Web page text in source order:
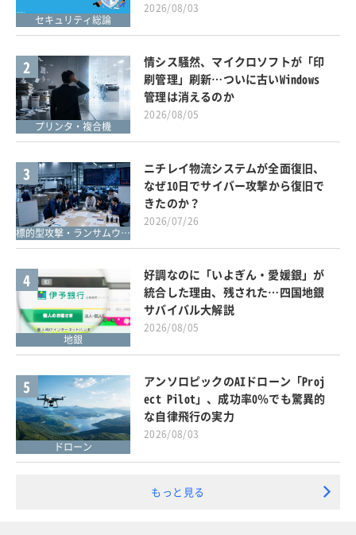
セキュリティ総論
2026/08/03
2
プリンタ・複合機
情シス騒然、マイクロソフトが「印
刷管理」刷新…ついに古いWindows
管理は消えるのか
2026/08/05
3
標的型攻撃・ランサムウェア対策
ニチレイ物流システムが全面復旧、
なぜ10日でサイバー攻撃から復旧で
きたのか？
2026/07/26
4
地銀
好調なのに「いよぎん・愛媛銀」が
統合した理由、残された…四国地銀
サバイバル大解説
2026/08/05
5
ドローン
アンソロピックのAIドローン「Proj
ect Pilot」、成功率0％でも驚異的
な自律飛行の実力
2026/08/03
もっと見る